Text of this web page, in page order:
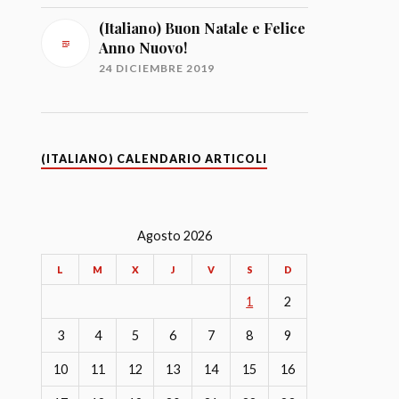
(Italiano) Buon Natale e Felice
Anno Nuovo!
24 DICIEMBRE 2019
(ITALIANO) CALENDARIO ARTICOLI
Agosto 2026
L M X J V S D
1 2
3 4 5 6 7 8 9
10 11 12 13 14 15 16